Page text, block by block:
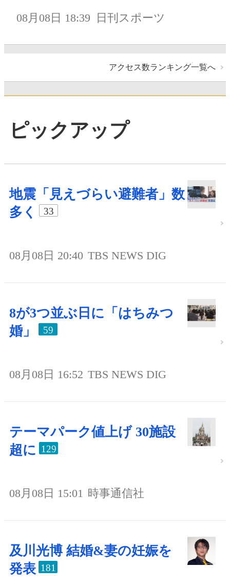
08月08日 18:39 日刊スポーツ
アクセス数ランキング一覧へ
ピックアップ
地震「見えづらい避難者」数
多く
33
08月08日 20:40 TBS NEWS DIG
8が3つ並ぶ日に「はちみつ
婚」
59
08月08日 16:52 TBS NEWS DIG
テーマパーク値上げ 30施設
超に 129
08月08日 15:01 時事通信社
及川光博 結婚&妻の妊娠を
発表 181